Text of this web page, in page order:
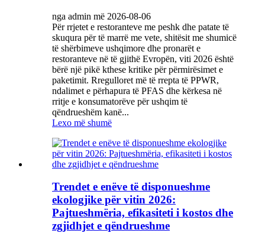
nga admin më 2026-08-06
Për rrjetet e restoranteve me peshk dhe patate të
skuqura për të marrë me vete, shitësit me shumicë
të shërbimeve ushqimore dhe pronarët e
restoranteve në të gjithë Evropën, viti 2026 është
bërë një pikë kthese kritike për përmirësimet e
paketimit. Rregulloret më të rrepta të PPWR,
ndalimet e përhapura të PFAS dhe kërkesa në
rritje e konsumatorëve për ushqim të
qëndrueshëm kanë...
Lexo më shumë
Trendet e enëve të disponueshme
ekologjike për vitin 2026:
Pajtueshmëria, efikasiteti i kostos dhe
zgjidhjet e qëndrueshme